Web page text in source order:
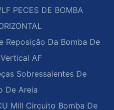
PECES DE BOMBA
Reposição Da Bomba De
AF
Sobressalentes De
De Areia
Mill Circuito Bomba De